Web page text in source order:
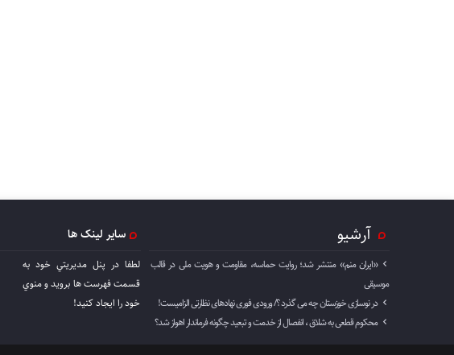
آرشیو
«ایران منم» منتشر شد؛ روایت حماسه، مقاومت و هویت ملی در قالب
موسیقی
در نوسازی خوزستان چه می گذرد ؟/ ورودی فوری نهادهای نظارتی الزامیست!
محکوم قطعی به شلاق ، انفصال از خدمت و تبعید چگونه فرماندار اهواز شد؟
سایر لینک ها
لطفا در پنل مديريتي خود به
قسمت فهرست ها برويد و منوي
خود را ايجاد كنيد!